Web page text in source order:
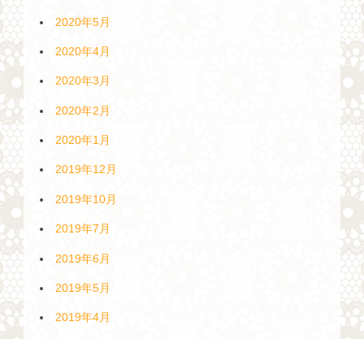
2020年5月
2020年4月
2020年3月
2020年2月
2020年1月
2019年12月
2019年10月
2019年7月
2019年6月
2019年5月
2019年4月